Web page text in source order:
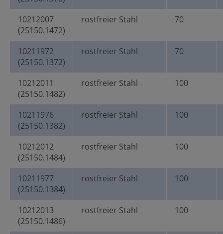
10212007
(25150.1472)
rostfreier Stahl 70
10211972
(25150.1372)
rostfreier Stahl 70
10212011
(25150.1482)
rostfreier Stahl 100
10211976
(25150.1382)
rostfreier Stahl 100
10212012
(25150.1484)
rostfreier Stahl 100
10211977
(25150.1384)
rostfreier Stahl 100
10212013
(25150.1486)
rostfreier Stahl 100